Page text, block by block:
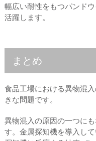
幅広い耐性をもつパンド
活躍します。
まとめ
食品工場における異物混
きな問題です。
異物混入の原因の一つに
す。金属探知機を導入し